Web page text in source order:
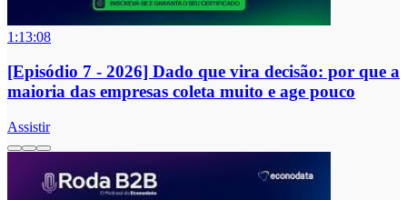
1:13:08
[Episódio 7 - 2026] Dado que vira decisão: por que a
maioria das empresas coleta muito e age pouco
Assistir